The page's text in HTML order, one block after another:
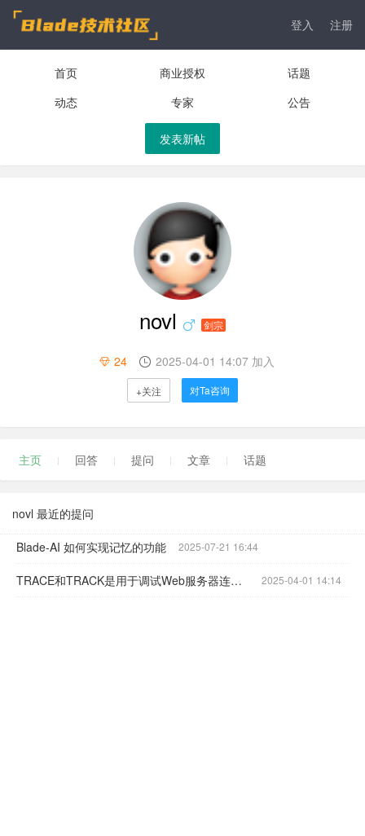
登入 注册
首页 商业授权
话题
动态
专家 公告
发表新帖
novl 剑宗
24 2025-04-01 14:07 加入
+关注 对Ta咨询
主页 回答 提问 文章 话题
novl 最近的提问
Blade-AI 如何实现记忆的功能 2025-07-21 16:44
TRACE和TRACK是用于调试Web服务器连接的HTTP方法。 2025-04-01 14:14